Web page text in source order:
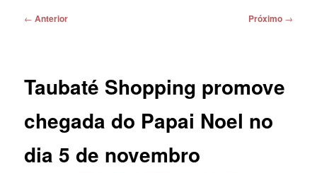
Navegação
← Anterior Próximo →
Taubaté Shopping promove
chegada do Papai Noel no
dia 5 de novembro